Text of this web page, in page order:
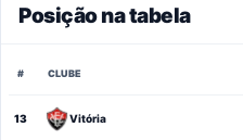
Posição na tabela
# CLUBE
13 Vitória